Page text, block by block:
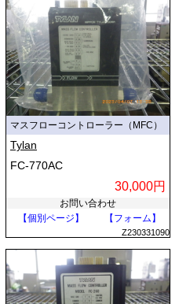
マスフローコントローラー（MFC）
Tylan
FC-770AC
30,000円
お問い合わせ
【個別ページ】
【フォーム】
Z230331090